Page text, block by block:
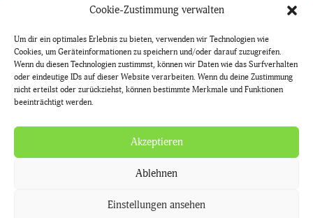
Cookie-Zustimmung verwalten
Um dir ein optimales Erlebnis zu bieten, verwenden wir Technologien wie
Cookies, um Geräteinformationen zu speichern und/oder darauf zuzugreifen.
Wenn du diesen Technologien zustimmst, können wir Daten wie das Surfverhalten
oder eindeutige IDs auf dieser Website verarbeiten. Wenn du deine Zustimmung
nicht erteilst oder zurückziehst, können bestimmte Merkmale und Funktionen
beeinträchtigt werden.
Akzeptieren
Ablehnen
Einstellungen ansehen
SICHERHEIT
AGBs
Datenschutzerklärung
Widerruf
Impressum
Natürlich. Mit Kräutern.